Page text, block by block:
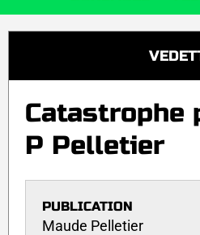
Catastrophe
P Pelletier
PUBLICATION
Maude Pelletier